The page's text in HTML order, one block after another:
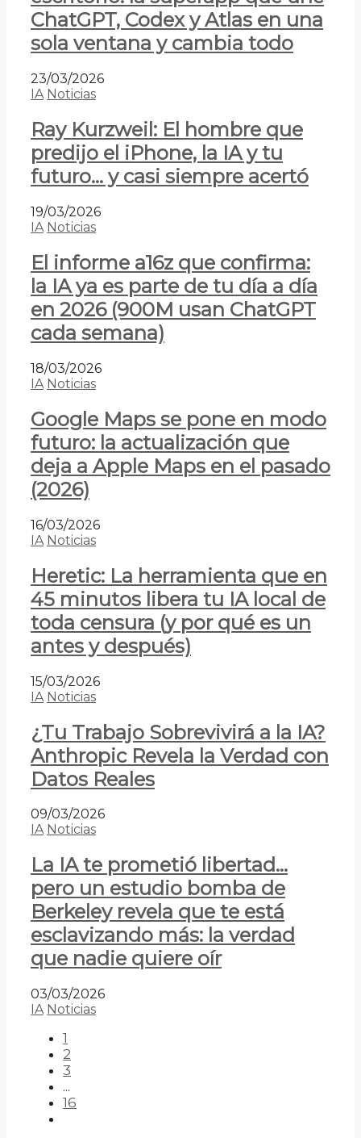
ChatGPT, Codex y Atlas en una
sola ventana y cambia todo
23/03/2026
IA Noticias
Ray Kurzweil: El hombre que
predijo el iPhone, la IA y tu
futuro… y casi siempre acertó
19/03/2026
IA Noticias
El informe a16z que confirma:
la IA ya es parte de tu día a día
en 2026 (900M usan ChatGPT
cada semana)
18/03/2026
IA Noticias
Google Maps se pone en modo
futuro: la actualización que
deja a Apple Maps en el pasado
(2026)
16/03/2026
IA Noticias
Heretic: La herramienta que en
45 minutos libera tu IA local de
toda censura (y por qué es un
antes y después)
15/03/2026
IA Noticias
¿Tu Trabajo Sobrevivirá a la IA?
Anthropic Revela la Verdad con
Datos Reales
09/03/2026
IA Noticias
La IA te prometió libertad…
pero un estudio bomba de
Berkeley revela que te está
esclavizando más: la verdad
que nadie quiere oír
03/03/2026
IA Noticias
1
2
3
...
16